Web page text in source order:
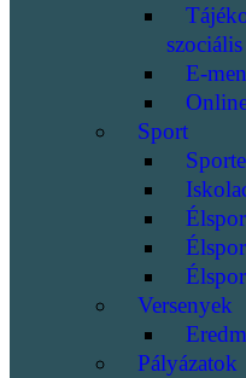
E-
Sport
Versenyek
Pályázatok